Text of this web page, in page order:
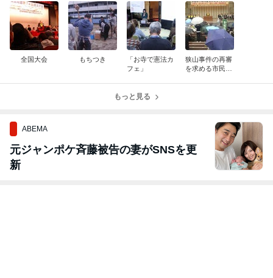
全国大会 もちつき
「お寺で憲法カ
フェ」
狭山事件の再審
を求める市民集
もっと見る
ABEMA
元ジャンポケ斉藤被告の妻がSNSを更
新